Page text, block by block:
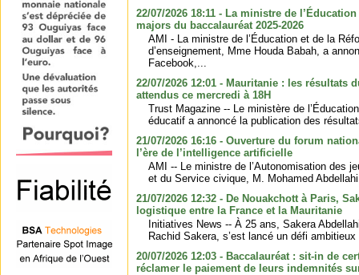
22/07/2026 18:11 - La ministre de
majors du baccalauréat 2025-2026
AMI - La ministre de l’Éducation et de la
d’enseignement, Mme Houda Babah, a
Facebook,...
22/07/2026 12:01 - Mauritanie : les résultats
attendus ce mercredi à 18H
Trust Magazine -- Le ministère de
éducatif a annoncé la publication des
21/07/2026 16:16 - Ouverture du forum
l’ère de l’intelligence artificielle
AMI -- Le ministre de l’Autonomisation des
et du Service civique, M. Mohamed
21/07/2026 12:32 - De Nouakchott à Paris,
logistique entre la France et la Mauritanie
Initiatives News -- À 25 ans, Sakera
Rachid Sakera, s’est lancé un défi
20/07/2026 12:03 - Baccalauréat : sit-in de
réclamer le paiement de leurs indemnités